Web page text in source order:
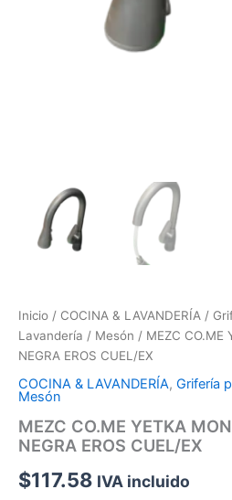
Inicio / COCINA & LAVANDERÍA /
Lavandería / Mesón / MEZC CO.ME
NEGRA EROS CUEL/EX
COCINA & LAVANDERÍA, Grifería
Mesón
MEZC CO.ME YETKA
NEGRA EROS CUEL/EX
$117.58 IVA incluido